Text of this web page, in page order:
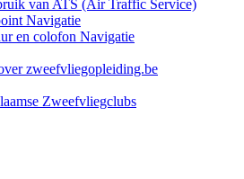
van ATS (Air Traffic Service)
Navigatie
en colofon Navigatie
zweefvliegopleiding.be
Zweefvliegclubs